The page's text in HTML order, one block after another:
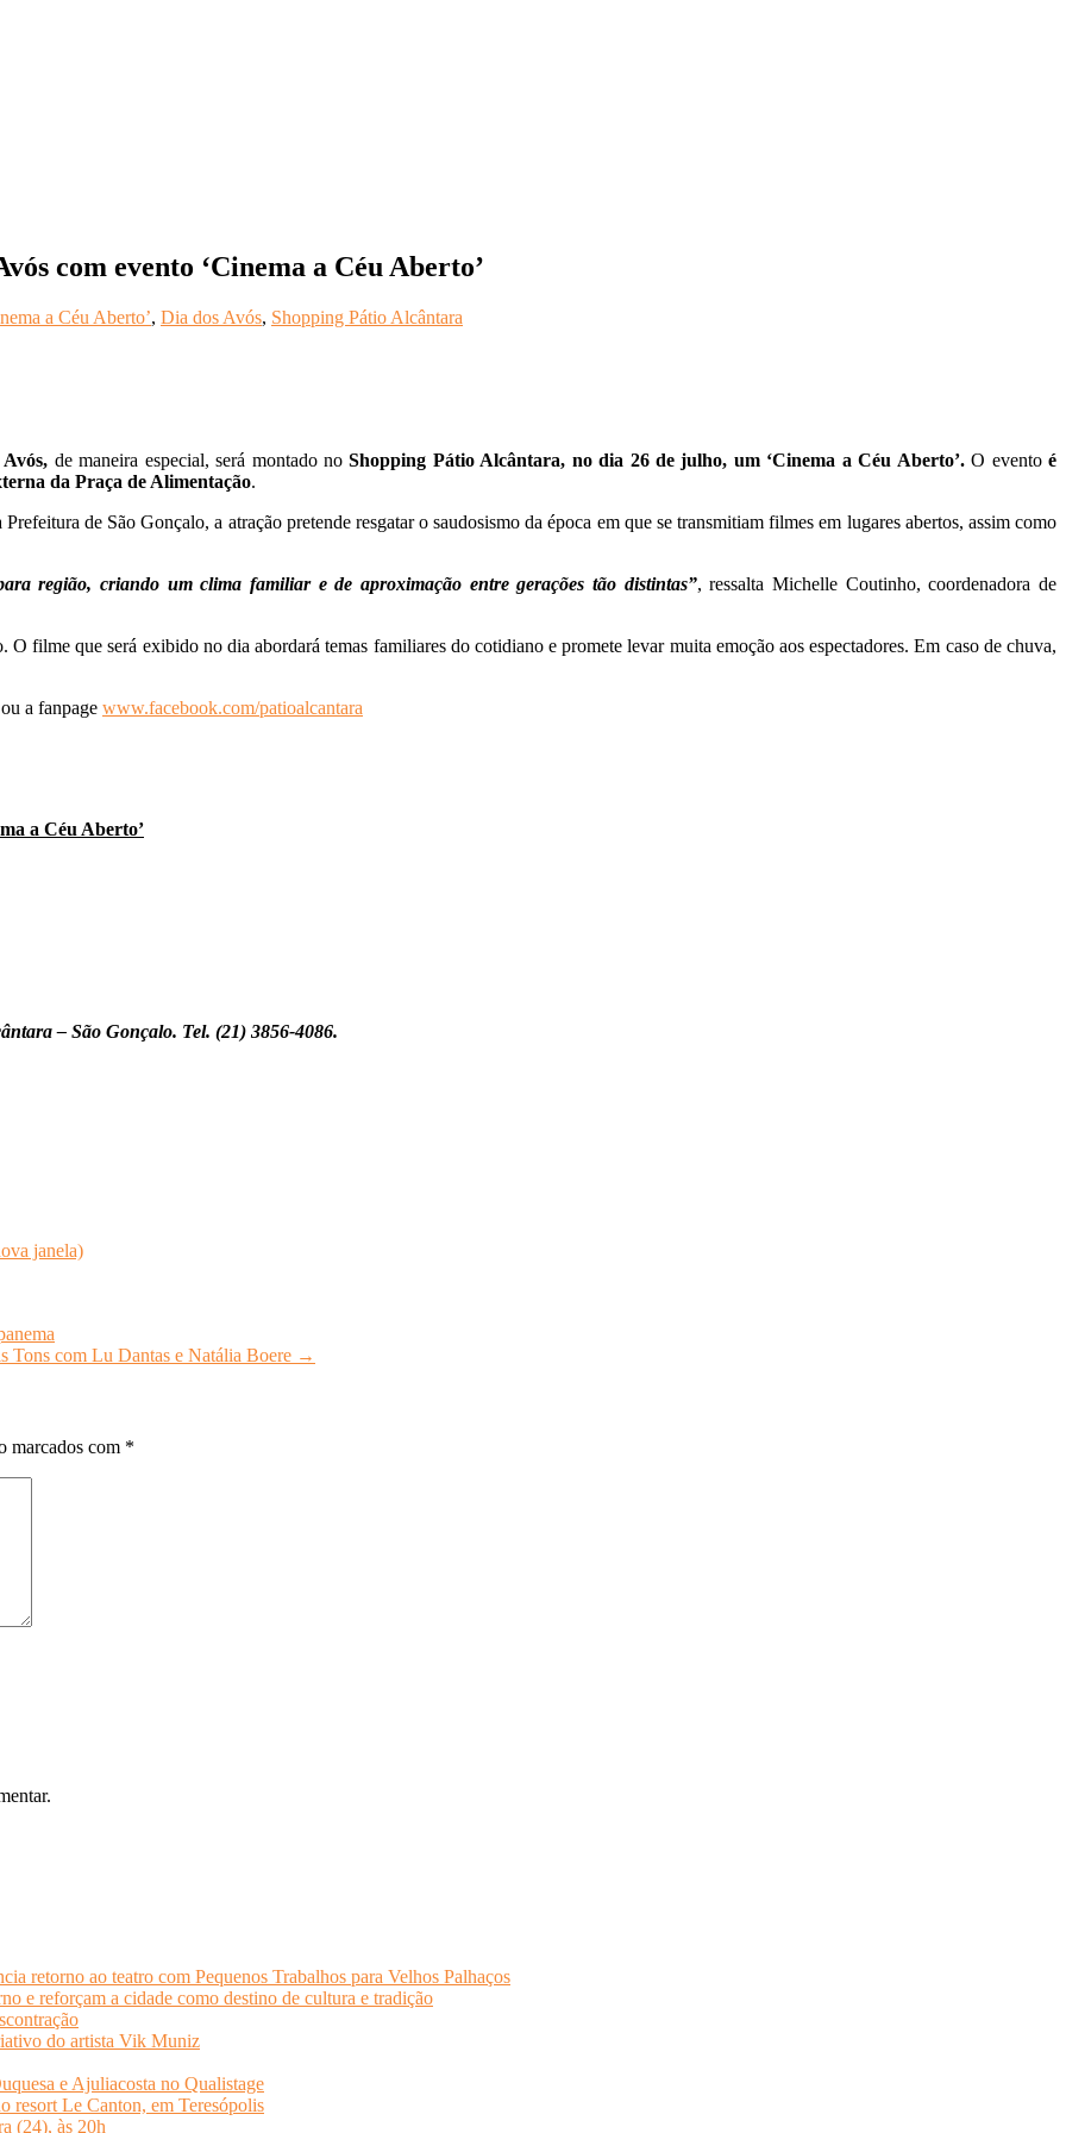
com evento ‘Cinema a Céu Aberto’
a Céu Aberto’, Dia dos Avós, Shopping Pátio Alcântara
de maneira especial, será montado noShopping Pátio Alcântara, no dia 26 de julho, um ‘Cinema a Céu Aberto’.O eventoé
da Praça de Alimentação.
de São Gonçalo, a atração pretende resgatar o saudosismo da época em que se transmitiam filmes em lugares abertos, assim como
região, criando um clima familiar e de aproximação entre gerações tão distintas”, ressalta Michelle Coutinho, coordenadora de
O filme que será exibido no dia abordará temas familiares do cotidiano e promete levar muita emoção aos espectadores. Em caso de chuva,
a fanpage www.facebook.com/patioalcantara
a Céu Aberto’
– São Gonçalo. Tel. (21) 3856-4086.
janela)
Tons com Lu Dantas e Natália Boere →
marcados com *
retorno ao teatro com Pequenos Trabalhos para Velhos Palhaços
e reforçam a cidade como destino de cultura e tradição
do artista Vik Muniz
e Ajuliacosta no Qualistage
resort Le Canton, em Teresópolis
(24), às 20h